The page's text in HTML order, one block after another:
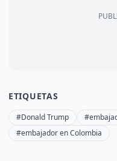
ETIQUETAS
#Donald Trump
#embajador en Colombia